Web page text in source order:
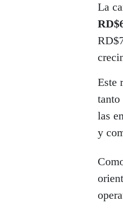
La
Este
tanto
las
y